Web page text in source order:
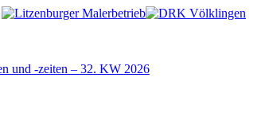
und -zeiten – 32. KW 2026